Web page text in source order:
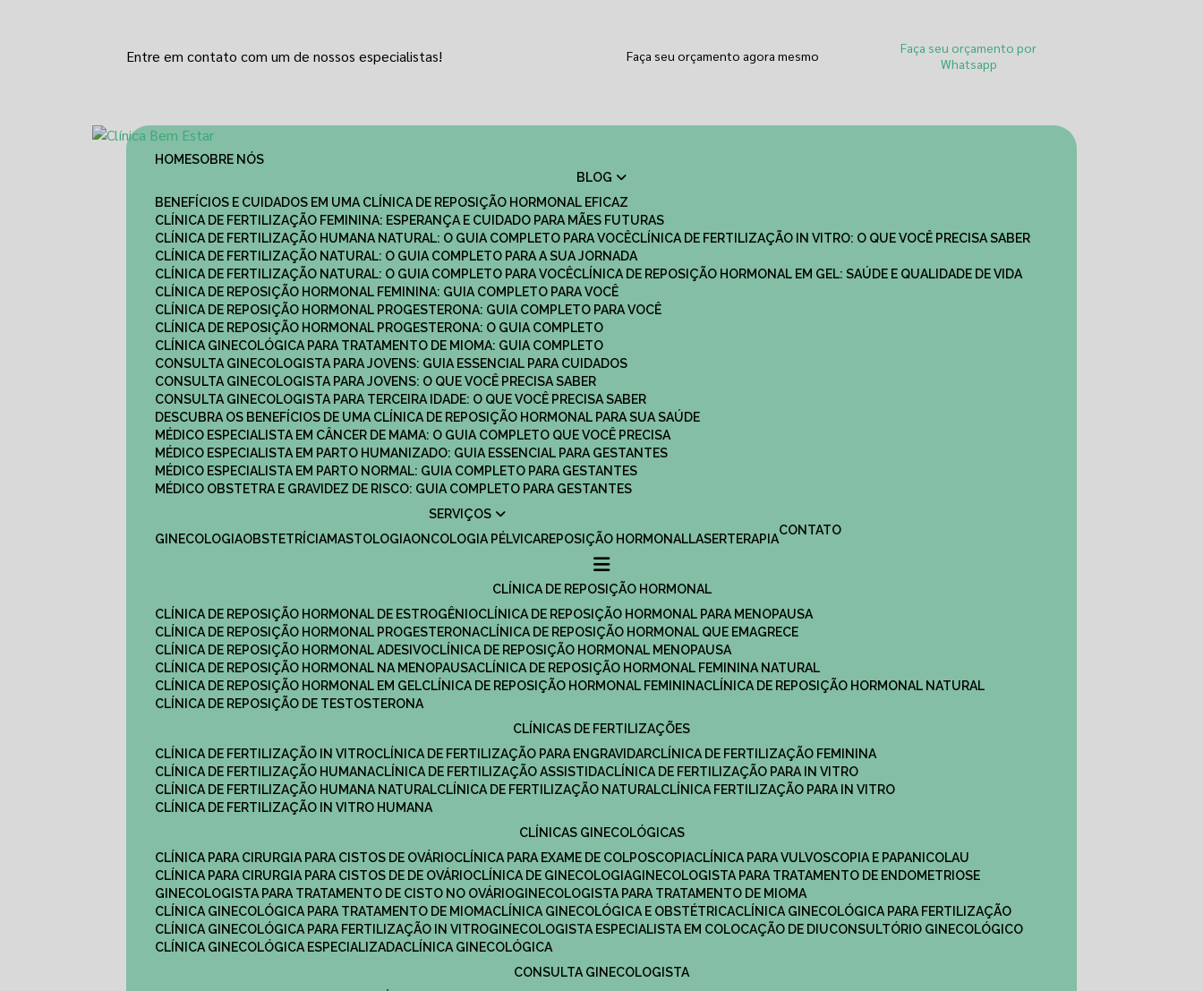
Entre em contato com um de nossos especialistas! Faça seu orçamento agora mesmo
Faça seu orçamento por
Whatsapp
HOME
SOBRE NÓS
BLOG
BENEFÍCIOS E CUIDADOS EM UMA CLÍNICA DE REPOSIÇÃO HORMONAL EFICAZ
CLÍNICA DE FERTILIZAÇÃO FEMININA: ESPERANÇA E CUIDADO PARA MÃES FUTURAS
CLÍNICA DE FERTILIZAÇÃO HUMANA NATURAL: O GUIA COMPLETO PARA VOCÊ
CLÍNICA DE FERTILIZAÇÃO IN VITRO: O QUE VOCÊ PRECISA SABER
CLÍNICA DE FERTILIZAÇÃO NATURAL: O GUIA COMPLETO PARA A SUA JORNADA
CLÍNICA DE FERTILIZAÇÃO NATURAL: O GUIA COMPLETO PARA VOCÊ
CLÍNICA DE REPOSIÇÃO HORMONAL EM GEL: SAÚDE E QUALIDADE DE VIDA
CLÍNICA DE REPOSIÇÃO HORMONAL FEMININA: GUIA COMPLETO PARA VOCÊ
CLÍNICA DE REPOSIÇÃO HORMONAL PROGESTERONA: GUIA COMPLETO PARA VOCÊ
CLÍNICA DE REPOSIÇÃO HORMONAL PROGESTERONA: O GUIA COMPLETO
CLÍNICA GINECOLÓGICA PARA TRATAMENTO DE MIOMA: GUIA COMPLETO
CONSULTA GINECOLOGISTA PARA JOVENS: GUIA ESSENCIAL PARA CUIDADOS
CONSULTA GINECOLOGISTA PARA JOVENS: O QUE VOCÊ PRECISA SABER
CONSULTA GINECOLOGISTA PARA TERCEIRA IDADE: O QUE VOCÊ PRECISA SABER
DESCUBRA OS BENEFÍCIOS DE UMA CLÍNICA DE REPOSIÇÃO HORMONAL PARA SUA SAÚDE
MÉDICO ESPECIALISTA EM CÂNCER DE MAMA: O GUIA COMPLETO QUE VOCÊ PRECISA
MÉDICO ESPECIALISTA EM PARTO HUMANIZADO: GUIA ESSENCIAL PARA GESTANTES
MÉDICO ESPECIALISTA EM PARTO NORMAL: GUIA COMPLETO PARA GESTANTES
MÉDICO OBSTETRA E GRAVIDEZ DE RISCO: GUIA COMPLETO PARA GESTANTES
SERVIÇOS
GINECOLOGIA
OBSTETRÍCIA MASTOLOGIA ONCOLOGIA PÉLVICA REPOSIÇÃO HORMONAL LASERTERAPIA
CONTATO
CLÍNICA DE REPOSIÇÃO HORMONAL
CLÍNICA DE REPOSIÇÃO HORMONAL DE ESTROGÊNIO
CLÍNICA DE REPOSIÇÃO HORMONAL PARA MENOPAUSA
CLÍNICA DE REPOSIÇÃO HORMONAL PROGESTERONA
CLÍNICA DE REPOSIÇÃO HORMONAL QUE EMAGRECE
CLÍNICA DE REPOSIÇÃO HORMONAL ADESIVO
CLÍNICA DE REPOSIÇÃO HORMONAL MENOPAUSA
CLÍNICA DE REPOSIÇÃO HORMONAL NA MENOPAUSA
CLÍNICA DE REPOSIÇÃO HORMONAL FEMININA NATURAL
CLÍNICA DE REPOSIÇÃO HORMONAL EM GEL
CLÍNICA DE REPOSIÇÃO HORMONAL FEMININA
CLÍNICA DE REPOSIÇÃO HORMONAL NATURAL
CLÍNICA DE REPOSIÇÃO DE TESTOSTERONA
CLÍNICAS DE FERTILIZAÇÕES
CLÍNICA DE FERTILIZAÇÃO IN VITRO
CLÍNICA DE FERTILIZAÇÃO PARA ENGRAVIDAR
CLÍNICA DE FERTILIZAÇÃO FEMININA
CLÍNICA DE FERTILIZAÇÃO HUMANA
CLÍNICA DE FERTILIZAÇÃO ASSISTIDA
CLÍNICA DE FERTILIZAÇÃO PARA IN VITRO
CLÍNICA DE FERTILIZAÇÃO HUMANA NATURAL
CLÍNICA DE FERTILIZAÇÃO NATURAL
CLÍNICA FERTILIZAÇÃO PARA IN VITRO
CLÍNICA DE FERTILIZAÇÃO IN VITRO HUMANA
CLÍNICAS GINECOLÓGICAS
CLÍNICA PARA CIRURGIA PARA CISTOS DE OVÁRIO
CLÍNICA PARA EXAME DE COLPOSCOPIA
CLÍNICA PARA VULVOSCOPIA E PAPANICOLAU
CLÍNICA PARA CIRURGIA PARA CISTOS DE DE OVÁRIO
CLÍNICA DE GINECOLOGIA
GINECOLOGISTA PARA TRATAMENTO DE ENDOMETRIOSE
GINECOLOGISTA PARA TRATAMENTO DE CISTO NO OVÁRIO
GINECOLOGISTA PARA TRATAMENTO DE MIOMA
CLÍNICA GINECOLÓGICA PARA TRATAMENTO DE MIOMA
CLÍNICA GINECOLÓGICA E OBSTÉTRICA
CLÍNICA GINECOLÓGICA PARA FERTILIZAÇÃO
CLÍNICA GINECOLÓGICA PARA FERTILIZAÇÃO IN VITRO
GINECOLOGISTA ESPECIALISTA EM COLOCAÇÃO DE DIU
CONSULTÓRIO GINECOLÓGICO
CLÍNICA GINECOLÓGICA ESPECIALIZADA
CLÍNICA GINECOLÓGICA
CONSULTA GINECOLOGISTA